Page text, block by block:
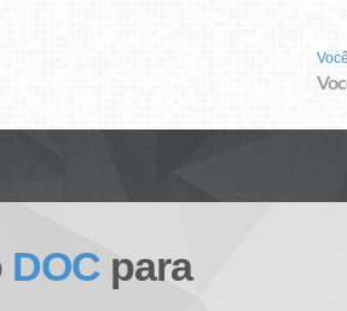
DOC para